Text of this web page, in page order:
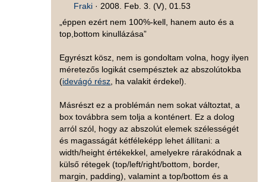
Fraki ·2008. Feb. 3. (V), 01.53
„éppen ezért nem 100%-kell, hanem auto és a
top,bottom kinullázása”
Egyrészt kösz, nem is gondoltam volna, hogy ilyen
méretezős logikát csempésztek az abszolútokba
(idevágó rész, ha valakit érdekel).
Másrészt ez a problémán nem sokat változtat, a
box továbbra sem tolja a konténert. Ez a dolog
arról szól, hogy az abszolút elemek szélességét
és magasságát kétféleképp lehet állítani: a
width/height értékekkel, amelyekre rárakódnak a
külső rétegek (top/left/right/bottom, border,
margin, padding), valamint a top/bottom és a